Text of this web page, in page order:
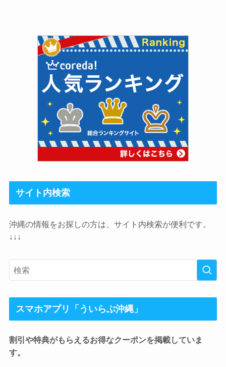
サイト内検索
沖縄の情報をお探しの方は、サイト内検索が便利です。
↓↓↓
スマホアプリ「ういらぶ沖縄」
割引や特典がもらえるお得なクーポンを掲載していま
す。